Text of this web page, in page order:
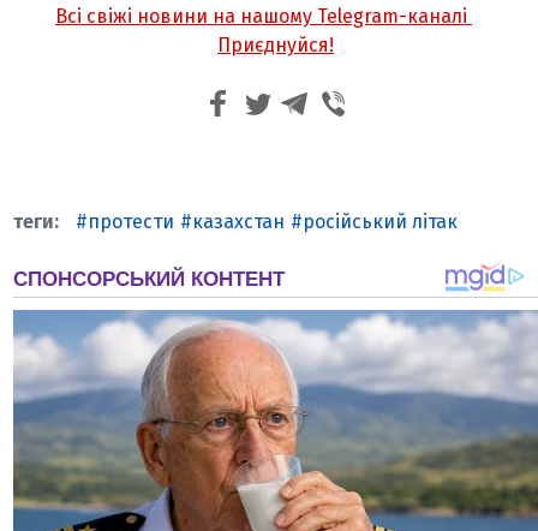
Всі свіжі новини на нашому Telegram-каналі
Приєднуйся!
протести казахстан російський літак